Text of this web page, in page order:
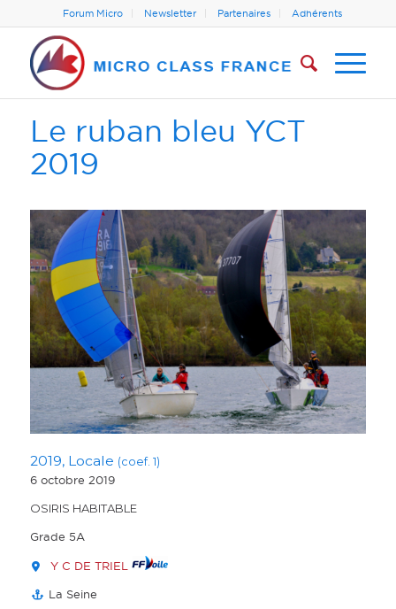
Forum Micro Newsletter Partenaires Adhérents
Le ruban bleu YCT
2019
2019, Locale (coef. 1)
6 octobre 2019
OSIRIS HABITABLE
Grade 5A
Y C DE TRIEL
La Seine